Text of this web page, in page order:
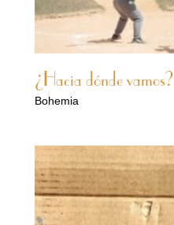
¿Hacia dónde vamos?
Bohemia